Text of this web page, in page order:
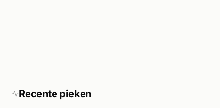
Recente pieken